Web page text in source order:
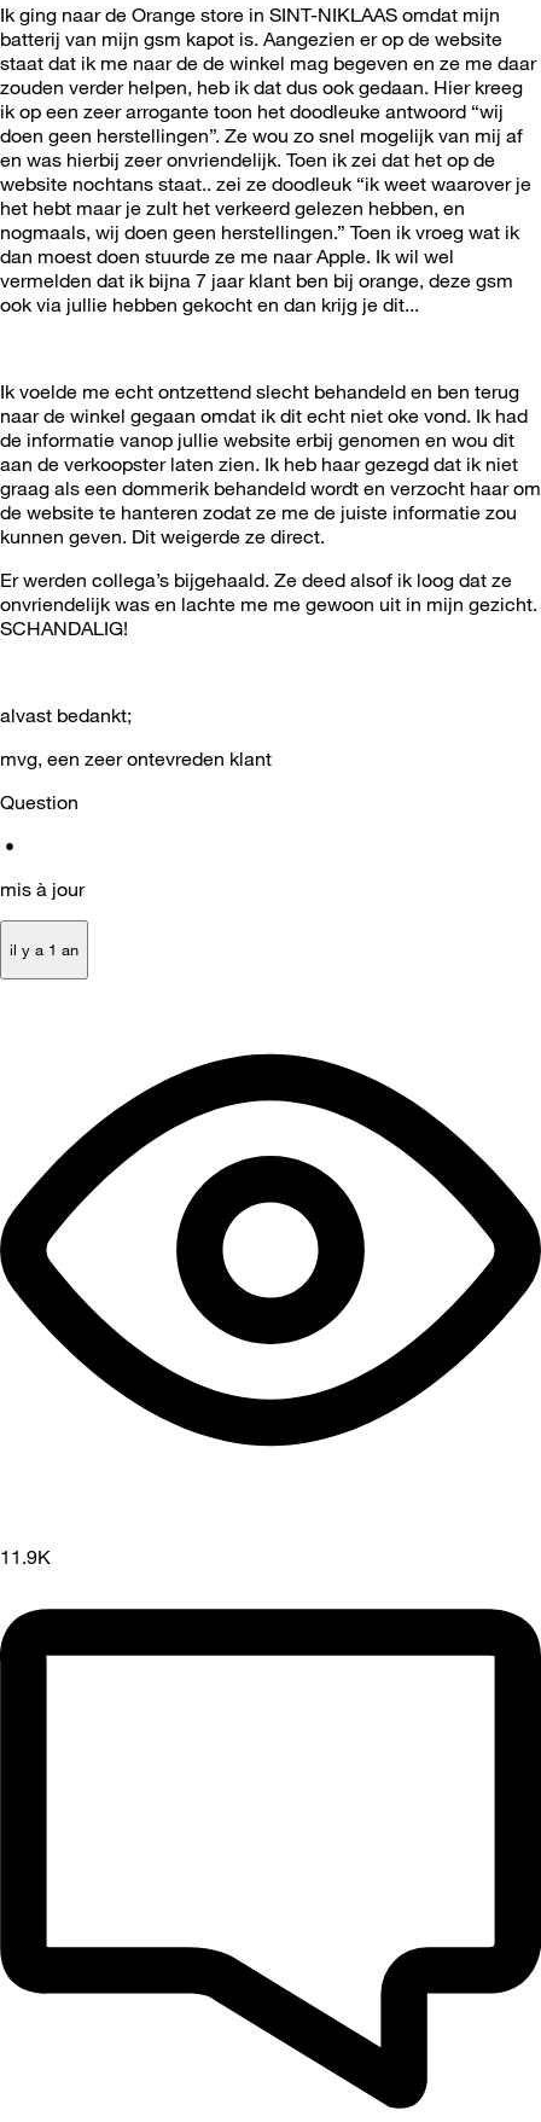
Ik ging naar de Orange store in SINT-NIKLAAS omdat mijn
batterij van mijn gsm kapot is. Aangezien er op de website
staat dat ik me naar de de winkel mag begeven en ze me daar
zouden verder helpen, heb ik dat dus ook gedaan. Hier kreeg
ik op een zeer arrogante toon het doodleuke antwoord “wij
doen geen herstellingen”. Ze wou zo snel mogelijk van mij af
en was hierbij zeer onvriendelijk. Toen ik zei dat het op de
website nochtans staat.. zei ze doodleuk “ik weet waarover je
het hebt maar je zult het verkeerd gelezen hebben, en
nogmaals, wij doen geen herstellingen.” Toen ik vroeg wat ik
dan moest doen stuurde ze me naar Apple. Ik wil wel
vermelden dat ik bijna 7 jaar klant ben bij orange, deze gsm
ook via jullie hebben gekocht en dan krijg je dit...
Ik voelde me echt ontzettend slecht behandeld en ben terug
naar de winkel gegaan omdat ik dit echt niet oke vond. Ik had
de informatie vanop jullie website erbij genomen en wou dit
aan de verkoopster laten zien. Ik heb haar gezegd dat ik niet
graag als een dommerik behandeld wordt en verzocht haar om
de website te hanteren zodat ze me de juiste informatie zou
kunnen geven. Dit weigerde ze direct.
Er werden collega’s bijgehaald. Ze deed alsof ik loog dat ze
onvriendelijk was en lachte me me gewoon uit in mijn gezicht.
SCHANDALIG!
alvast bedankt;
mvg, een zeer ontevreden klant
Question
•
mis à jour
il y a 1 an
11.9K